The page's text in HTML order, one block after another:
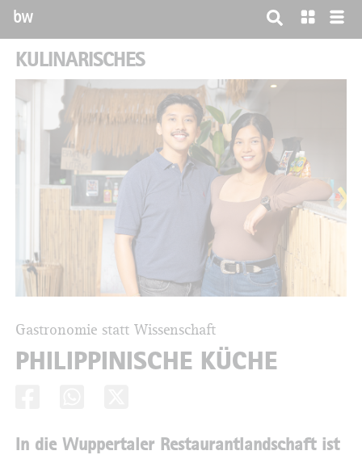
bw
KULINARISCHES
Gastronomie statt Wissenschaft
PHILIPPINISCHE KÜCHE
In die Wuppertaler Restaurantlandschaft ist